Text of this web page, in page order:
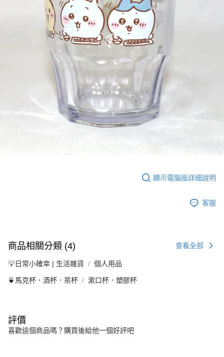
顯示電腦版詳細說明
客服
商品相關分類 (4) 查看全部
💡日常小確幸 | 生活雜貨 個人用品
🍵馬克杯．酒杯．茶杯 漱口杯．塑膠杯
評價
喜歡這個商品嗎？購買後給他一個好評吧